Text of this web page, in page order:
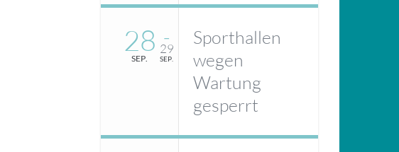
28
SEP.
–
29
SEP.
Sporthallen
wegen
Wartung
gesperrt